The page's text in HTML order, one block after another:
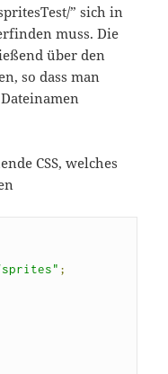
” sich in
muss. Die
über den
so dass man
CSS, welches
;